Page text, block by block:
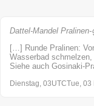
Dattel-Mandel
[…] Runde Pralinen:
Wasserbad
Siehe auch Gosinaki-
Dienstag, 03UTCTue,